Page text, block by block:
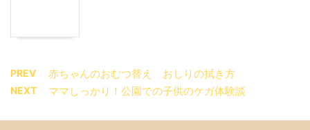
PREV 赤ちゃんのおむつ替え おしりの拭き方
NEXT ママしっかり！公園での子供のケガ体験談